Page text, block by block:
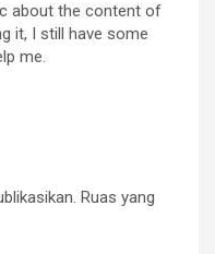
about the content of
it, I still have some
me.
Ruas yang